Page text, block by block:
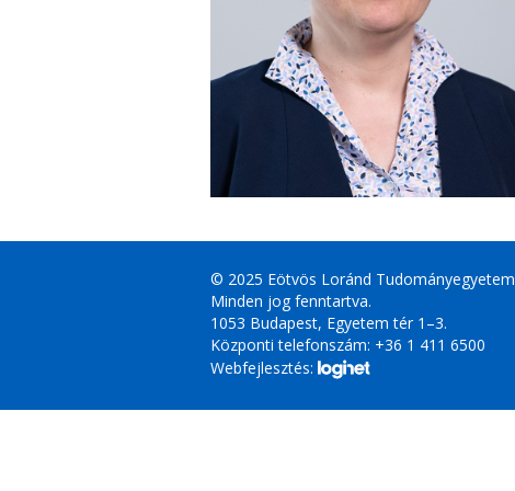
© 2025 Eötvös Loránd Tudományegyetem
Minden jog fenntartva.
1053 Budapest, Egyetem tér 1–3.
Központi telefonszám: +36 1 411 6500
Webfejlesztés: